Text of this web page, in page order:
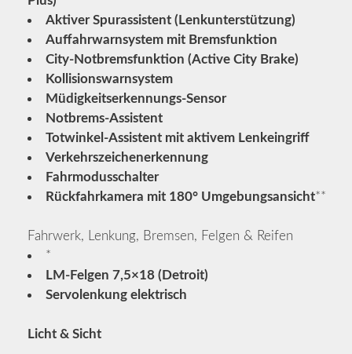
Aktiver Spurassistent (Lenkunterstützung)
Auffahrwarnsystem mit Bremsfunktion
City-Notbremsfunktion (Active City Brake)
Kollisionswarnsystem
Müdigkeitserkennungs-Sensor
Notbrems-Assistent
Totwinkel-Assistent mit aktivem Lenkeingriff
Verkehrszeichenerkennung
Fahrmodusschalter
Rückfahrkamera mit 180° Umgebungsansicht**
Fahrwerk, Lenkung, Bremsen, Felgen & Reifen
*
LM-Felgen 7,5×18 (Detroit)
Servolenkung elektrisch
Licht & Sicht